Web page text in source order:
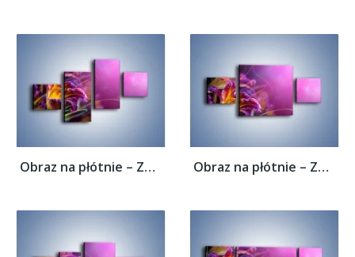
Obraz na płótnie – Zaczarowany kwiat –... Obraz na płótnie – Zaczarowany kwiat –...